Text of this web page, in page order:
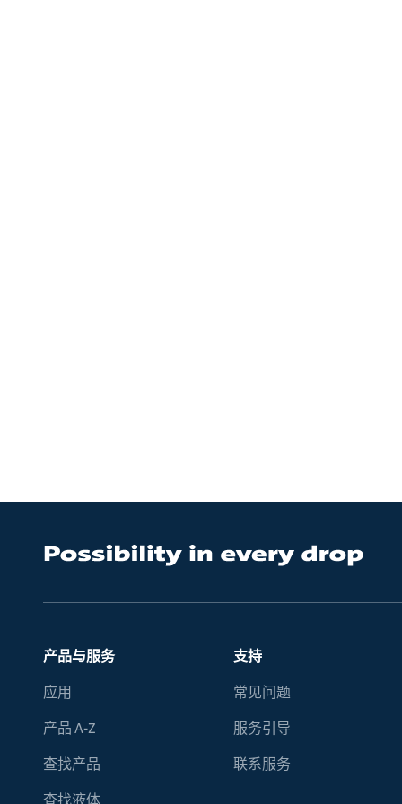
产品与服务
应用
产品 A-Z
查找产品
查找液体
支持
常见问题
服务引导
联系服务